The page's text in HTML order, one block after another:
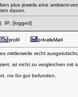
plus jeweils eine ambient-
davon.
| IP: [logged]
mittlerweile recht
ist nicht zu vergleichen mit
nix für gut befunden.